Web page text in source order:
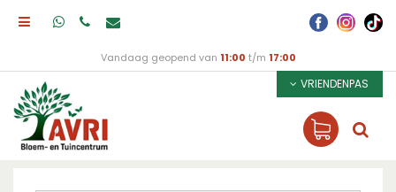
Vandaag geopend van 11:00 t/m 17:00
VRIENDENPAS